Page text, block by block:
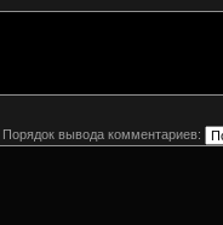
Порядок вывода комментариев: